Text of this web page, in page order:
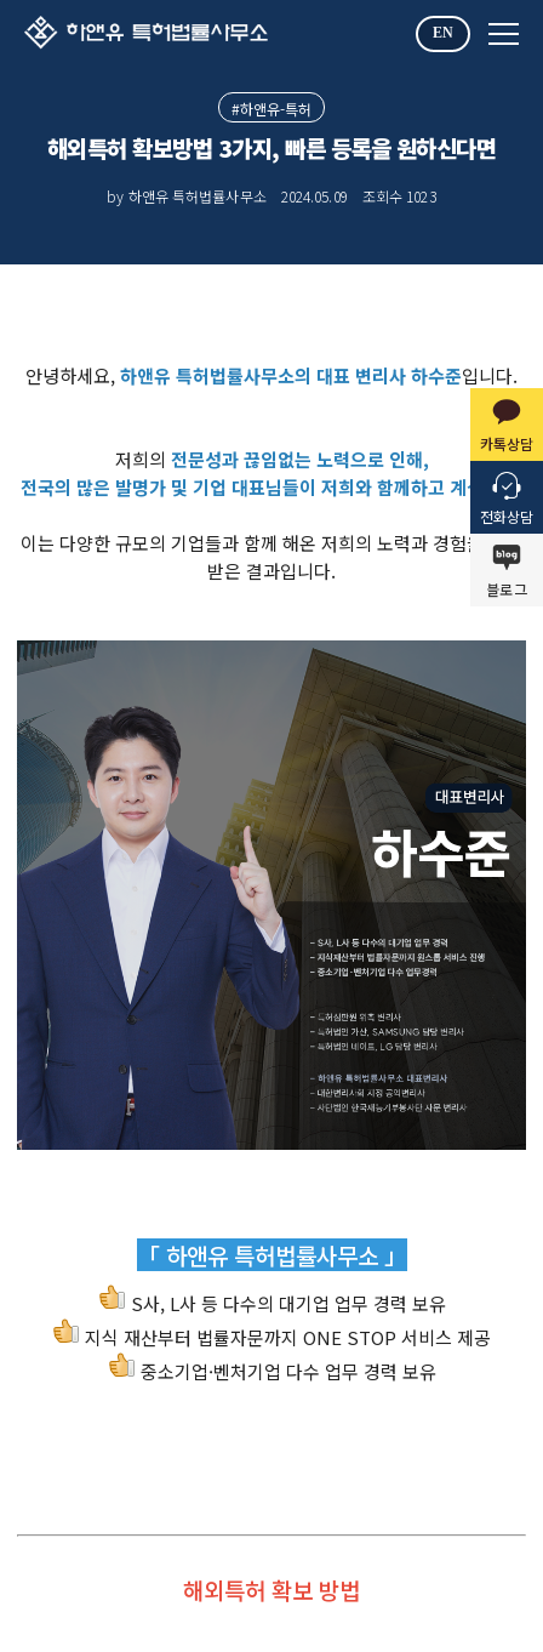
EN
카톡상담
전화상담
블로그
#하앤유-특허
해외특허 확보방법 3가지, 빠른 등록을 원하신다면
by 하앤유 특허법률사무소 2024.05.09 조회수 1023
안녕하세요,하앤유 특허법률사무소의 대표 변리사 하수준입니다.
저희의 전문성과 끊임없는 노력으로 인해,
전국의 많은 발명가 및 기업 대표님들이 저희와 함께하고 계십니다.
이는 다양한 규모의 기업들과 함께 해온 저희의 노력과 경험을 인정
받은 결과입니다.
「 하앤유 특허법률사무소 」
S사, L사 등 다수의 대기업 업무 경력 보유
지식 재산부터 법률자문까지 ONE STOP 서비스 제공
중소기업·벤처기업 다수 업무 경력 보유
해외특허 확보 방법